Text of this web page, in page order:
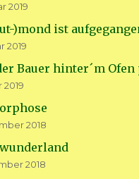
2019
)mond ist
2019
Bauer hinter´m Ofen
2019
2018
2018